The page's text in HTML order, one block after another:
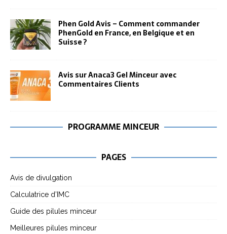
Phen Gold Avis – Comment commander
PhenGold en France, en Belgique et en
Suisse ?
Avis sur Anaca3 Gel Minceur avec
Commentaires Clients
PROGRAMME MINCEUR
PAGES
Avis de divulgation
Calculatrice d’IMC
Guide des pilules minceur
Meilleures pilules minceur